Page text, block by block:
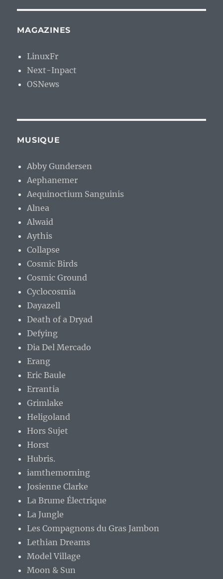
MAGAZINES
LinuxFr
Next-Inpact
OSNews
MUSIQUE
Abby Gundersen
Aephanemer
Aequinoctium Sanguinis
Alnea
Alwaid
Aythis
Collapse
Cosmic Birds
Cosmic Ground
Cyclocosmia
Dayazell
Death of a Dryad
Defying
Dia Del Mercado
Erang
Eric Baule
Errantia
Grimlake
Heligoland
Hors Sujet
Horst
Hubris.
iamthemorning
Josienne Clarke
La Brume Électrique
La Jungle
Les Compagnons du Gras Jambon
Lethian Dreams
Model Village
Moon & Sun